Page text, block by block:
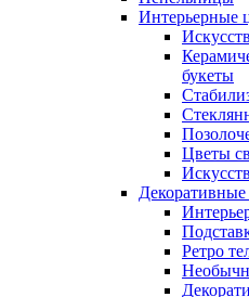
Интерьерные
букеты
Цветы
Декоративные
Ретро